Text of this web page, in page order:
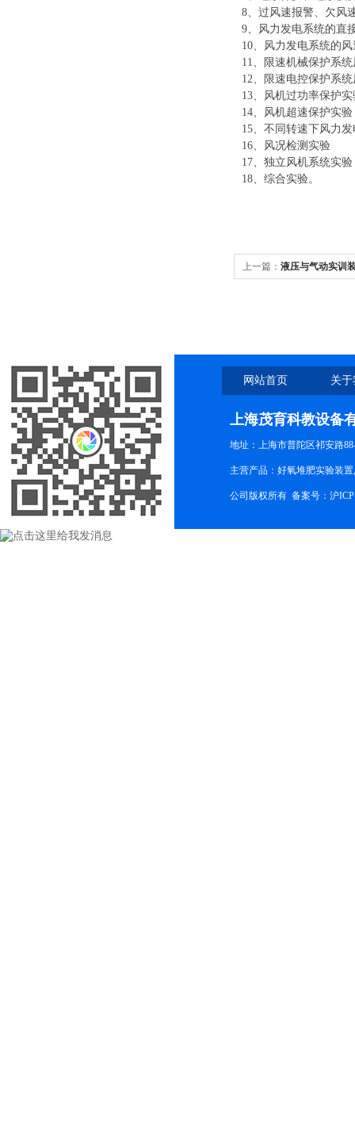
8、过风速报警、欠风
9、风力发电系统的直
10、风力发电系统的
11、限速机械保护系
12、限速电控保护系
13、风机过功率保护实
14、风机超速保护实验
15、不同转速下风力
16、风况检测实验
17、独立风机系统实验
18、综合实验。
上一篇： 液压与气动实训
网站首页 关
上海茂育科教设备
地址：上海市普陀区祁安路
主营产品：好氧堆肥实验装
公司版权所有 备案号： 沪